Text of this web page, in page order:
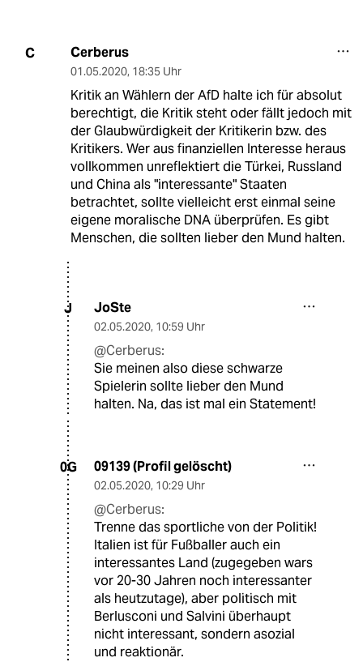
C Cerberus
01.05.2020, 18:35 Uhr
Kritik an Wählern der AfD halte ich für absolut
berechtigt, die Kritik steht oder fällt jedoch mit
der Glaubwürdigkeit der Kritikerin bzw. des
Kritikers. Wer aus finanziellen Interesse heraus
vollkommen unreflektiert die Türkei, Russland
und China als "interessante" Staaten
betrachtet, sollte vielleicht erst einmal seine
eigene moralische DNA überprüfen. Es gibt
Menschen, die sollten lieber den Mund halten.
J JoSte
02.05.2020, 10:59 Uhr
@Cerberus:
Sie meinen also diese schwarze
Spielerin sollte lieber den Mund
halten. Na, das ist mal ein Statement!
0G 09139 (Profil gelöscht)
02.05.2020, 10:29 Uhr
@Cerberus:
Trenne das sportliche von der Politik!
Italien ist für Fußballer auch ein
interessantes Land (zugegeben wars
vor 20-30 Jahren noch interessanter
als heutzutage), aber politisch mit
Berlusconi und Salvini überhaupt
nicht interessant, sondern asozial
und reaktionär.